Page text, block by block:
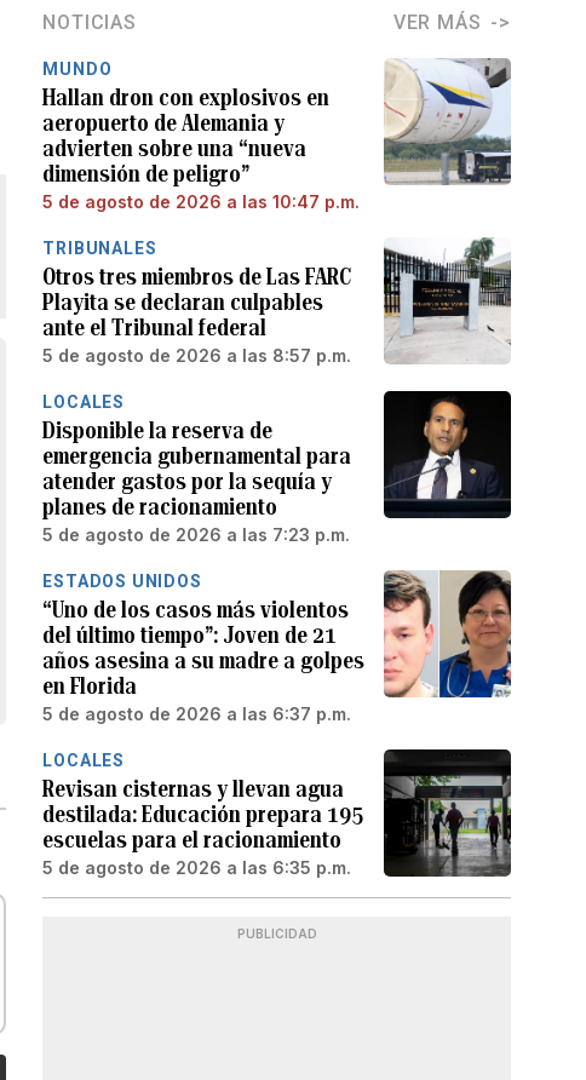
NOTICIAS VER MÁS
MUNDO
Hallan dron con explosivos en
aeropuerto de Alemania y
advierten sobre una “nueva
dimensión de peligro”
5 de agosto de 2026 a las 10:47 p.m.
TRIBUNALES
Otros tres miembros de Las FARC
Playita se declaran culpables
ante el Tribunal federal
5 de agosto de 2026 a las 8:57 p.m.
LOCALES
Disponible la reserva de
emergencia gubernamental para
atender gastos por la sequía y
planes de racionamiento
5 de agosto de 2026 a las 7:23 p.m.
ESTADOS UNIDOS
“Uno de los casos más violentos
del último tiempo”: Joven de 21
años asesina a su madre a golpes
en Florida
5 de agosto de 2026 a las 6:37 p.m.
LOCALES
Revisan cisternas y llevan agua
destilada: Educación prepara 195
escuelas para el racionamiento
5 de agosto de 2026 a las 6:35 p.m.
PUBLICIDAD